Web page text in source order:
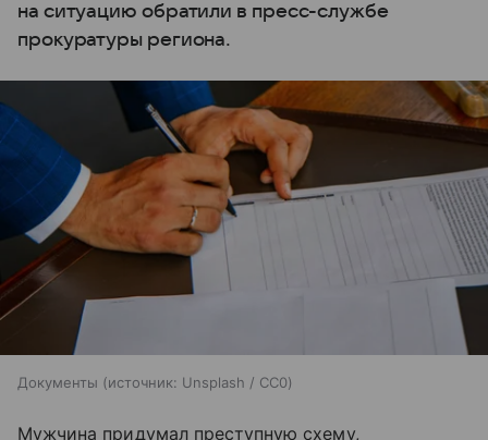
на ситуацию обратили в пресс-службе
прокуратуры региона.
Документы источник: Unsplash / CC0
Мужчина придумал преступную схему,